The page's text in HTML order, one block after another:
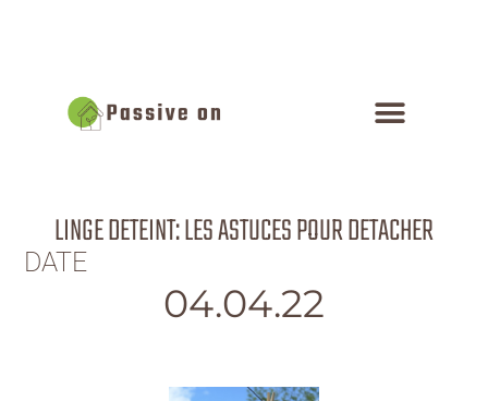
LINGE DETEINT: LES ASTUCES POUR DETACHER
DATE
04.04.22